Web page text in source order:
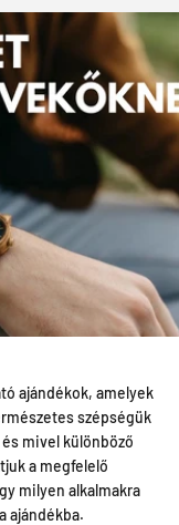
ajándékok, amelyek
szépségük
mivel különböző
a megfelelő
milyen alkalmakra
ajándékba.